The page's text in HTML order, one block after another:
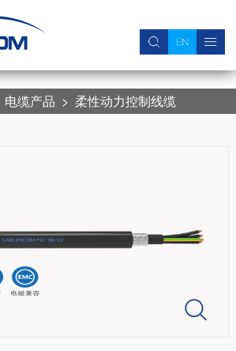
电缆产品 > 柔性动力控制线缆
